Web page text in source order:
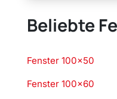
Beliebte
Fenster 100×50
Fenster 100×60